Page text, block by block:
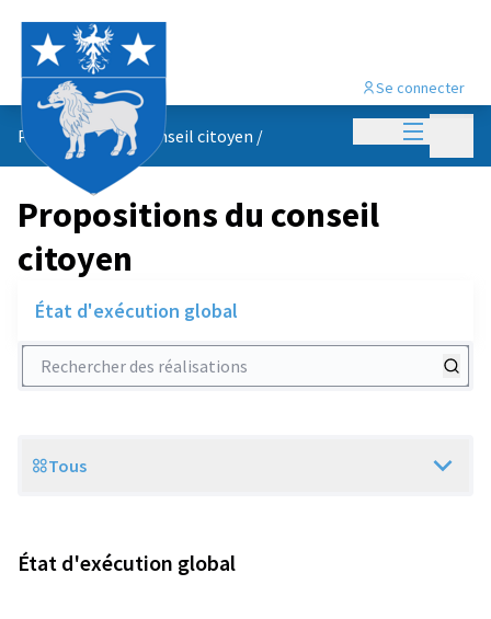
Menu
Se connecter
Propositions du conseil citoyen /
Propositions du conseil
citoyen
État d'exécution global
Rechercher des réalisations
Scope
Tous
État d'exécution global